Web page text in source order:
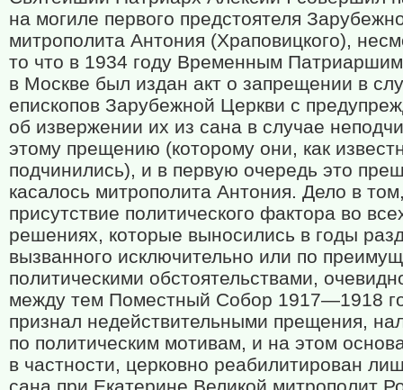
на могиле первого предстоятеля
митрополита Антония (Храповицкого),
то что в 1934 году Временным
в Москве был издан акт о запрещении в
епископов Зарубежной Церкви с
об извержении их из сана в случае
этому прещению (которому они, как
подчинились), и в первую очередь это
касалось митрополита Антония. Дело в
присутствие политического фактора во
решениях, которые выносились в годы
вызванного исключительно или по
политическими обстоятельствами,
между тем Поместный Собор 1917—1918
признал недействительными прещения,
по политическим мотивам, и на этом
в частности, церковно реабилитирован